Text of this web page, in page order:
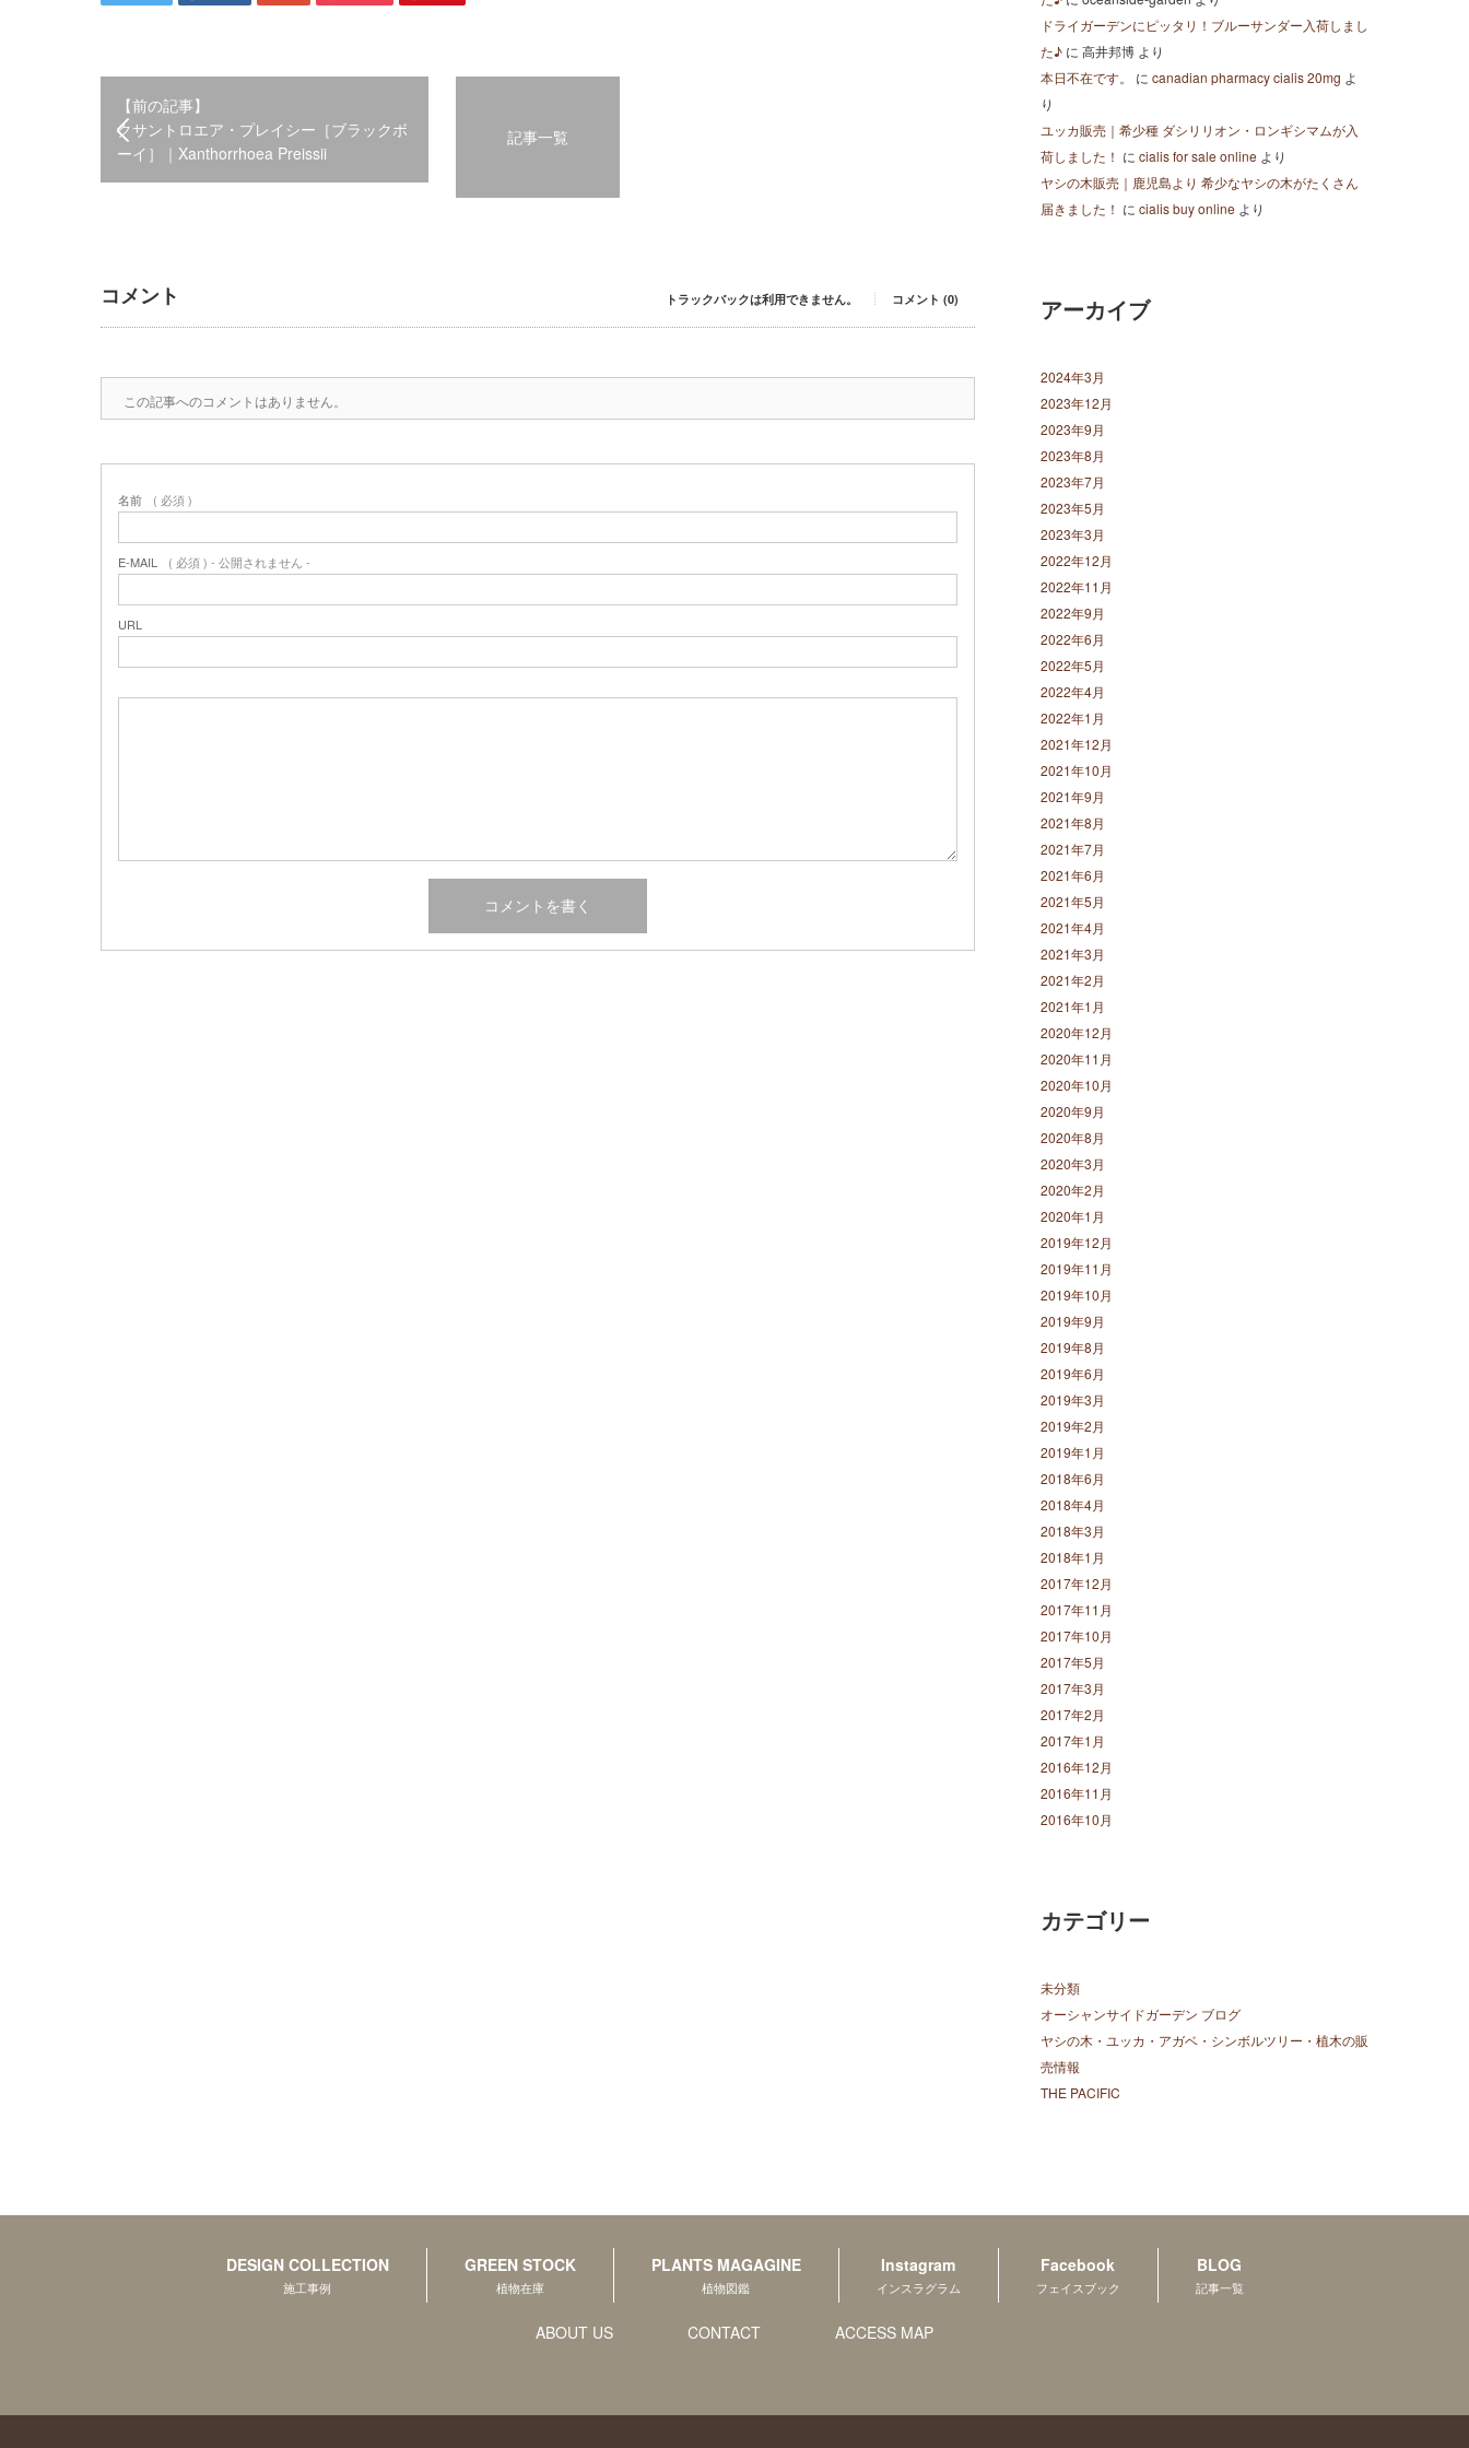
【前の記事】
クサントロエア・プレイシー［ブラックボ
ーイ］｜Xanthorrhoea Preissii
記事一覧
コメント トラックバックは利用できません。 コメント (0)
この記事へのコメントはありません。
名前 ( 必須 )
E-MAIL ( 必須 ) - 公開されません -
URL
ドライガーデンにピッタリ！ブルーサンダー入荷しまし
た♪ に 高井邦博 より
本日不在です。
に canadian pharmacy cialis 20mg よ
り
ユッカ販売｜希少種 ダシリリオン・ロンギシマムが入
荷しました！ に cialis for sale online より
ヤシの木販売｜鹿児島より 希少なヤシの木がたくさん
届きました！ に cialis buy online より
アーカイブ
2024年3月
2023年12月
2023年9月
2023年8月
2023年7月
2023年5月
2023年3月
2022年12月
2022年11月
2022年9月
2022年6月
2022年5月
2022年4月
2022年1月
2021年12月
2021年10月
2021年9月
2021年8月
2021年7月
2021年6月
2021年5月
2021年4月
2021年3月
2021年2月
2021年1月
2020年12月
2020年11月
2020年10月
2020年9月
2020年8月
2020年3月
2020年2月
2020年1月
2019年12月
2019年11月
2019年10月
2019年9月
2019年8月
2019年6月
2019年3月
2019年2月
2019年1月
2018年6月
2018年4月
2018年3月
2018年1月
2017年12月
2017年11月
2017年10月
2017年5月
2017年3月
2017年2月
2017年1月
2016年12月
2016年11月
2016年10月
カテゴリー
未分類
オーシャンサイドガーデン ブログ
ヤシの木・ユッカ・アガベ・シンボルツリー・植木の販
売情報
THE PACIFIC
DESIGN COLLECTION
施工事例
GREEN STOCK
植物在庫
PLANTS MAGAGINE
植物図鑑
Instagram
インスラグラム
Facebook
フェイスブック
BLOG
記事一覧
ABOUT US CONTACT ACCESS MAP